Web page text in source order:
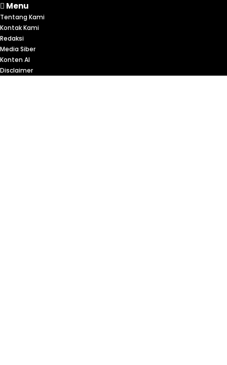
Menu
Tentang Kami
Kontak Kami
Redaksi
Media Siber
Konten AI
Disclaimer